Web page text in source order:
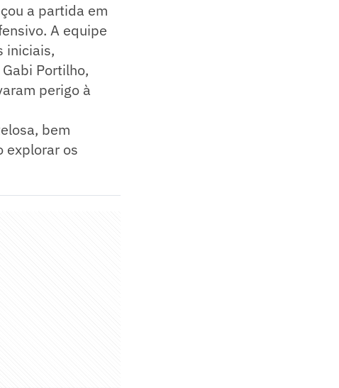
a partida em
A equipe
iniciais,
Portilho,
perigo à
bem
explorar os